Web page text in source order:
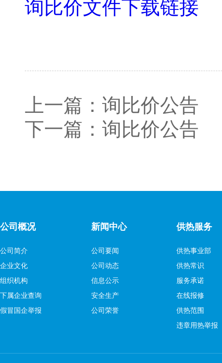
询比价文件下载链接
上一篇： 询比价公告
下一篇： 询比价公告
公司概况
公司简介
企业文化
组织机构
下属企业查询
假冒国企举报
新闻中心
公司要闻
公司动态
信息公示
安全生产
公司荣誉
供热服务
供热事业部
供热常识
服务承诺
在线报修
供热范围
违章用热举报